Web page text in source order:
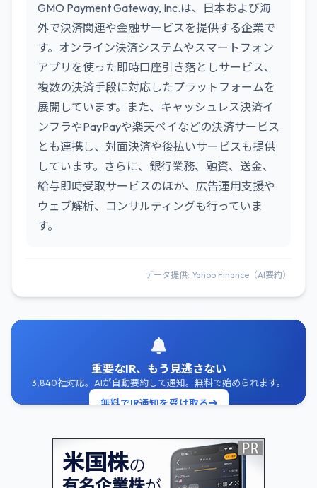
GMO Payment Gateway, Inc.は、日本および海
外で決済関連や金融サービスを提供する企業で
す。オンライン決済システムやスマートフォン
アプリを使った即時口座引き落としサービス、
複数の決済手段に対応したプラットフォームを
展開しています。また、キャッシュレス決済イ
ンフラやPayPayや楽天ペイなどの決済サービス
とも連携し、対面決済や後払いサービスも提供
しています。さらに、銀行業務、融資、送金、
給与即時受取サービスのほか、広告運用支援や
ウェブ解析、コンサルティングも行っていま
す。
データ提供: Yahoo Finance（AI要約）
重要なIR、もう見逃さない
3,840社対応。AIが自動要約して通知。無料で始められます。
無料でIR通知を受け取る